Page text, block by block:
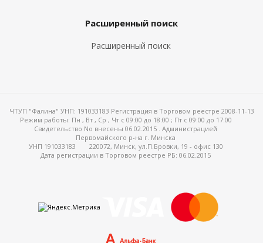
Расширенный поиск
Расширенный поиск
ЧТУП "Фалина" УНП: 191033183 Регистрация в Торговом реестре 2008-11-13
Режим работы: Пн , Вт , Ср , Чт c 09:00 до 18:00 ; Пт c 09:00 до 17:00
Свидетельство No внесены 06.02.2015 . Администрацией
Первомайского р-на г. Минска
УНП 191033183
220072, Минск, ул.П.Бровки, 19 - офис 130
Дата регистрации в Торговом реестре РБ: 06.02.2015